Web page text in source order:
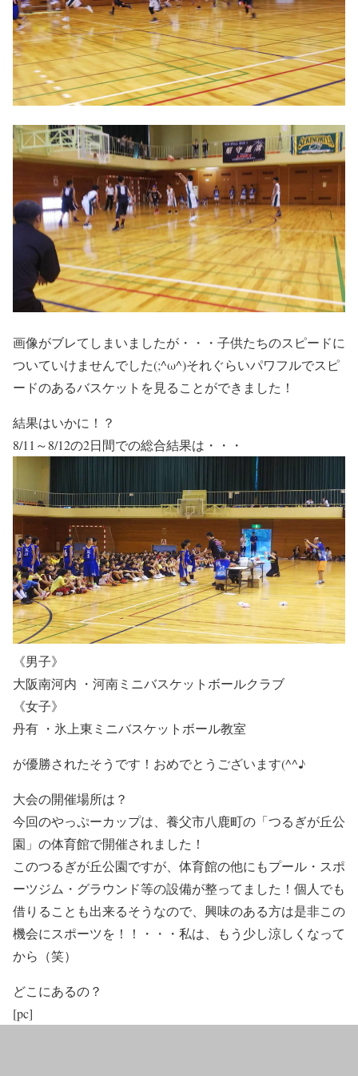
画像がブレてしまいましたが・・・子供たちのスピードに
ついていけませんでした(;^ω^)それぐらいパワフルでスピ
ードのあるバスケットを見ることができました！
結果はいかに！？
8/11～8/12の2日間での総合結果は・・・
《男子》
大阪南河内 ・河南ミニバスケットボールクラブ
《女子》
丹有 ・氷上東ミニバスケットボール教室
が優勝されたそうです！おめでとうございます(^^♪
大会の開催場所は？
今回のやっぷーカップは、養父市八鹿町の「つるぎが丘公
園」の体育館で開催されました！
このつるぎが丘公園ですが、体育館の他にもプール・スポ
ーツジム・グラウンド等の設備が整ってました！個人でも
借りることも出来るそうなので、興味のある方は是非この
機会にスポーツを！！・・・私は、もう少し涼しくなって
から（笑）
どこにあるの？
[pc]